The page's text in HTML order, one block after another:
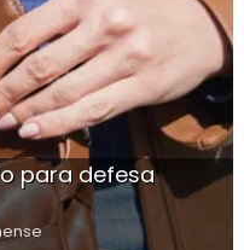
para defesa